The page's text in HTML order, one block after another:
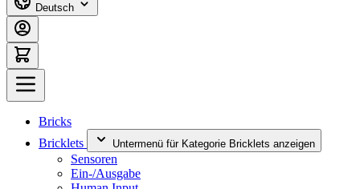
Deutsch
Bricks
Bricklets
Untermenü für Kategorie Bricklets anzeigen
Sensoren
Ein-/Ausgabe